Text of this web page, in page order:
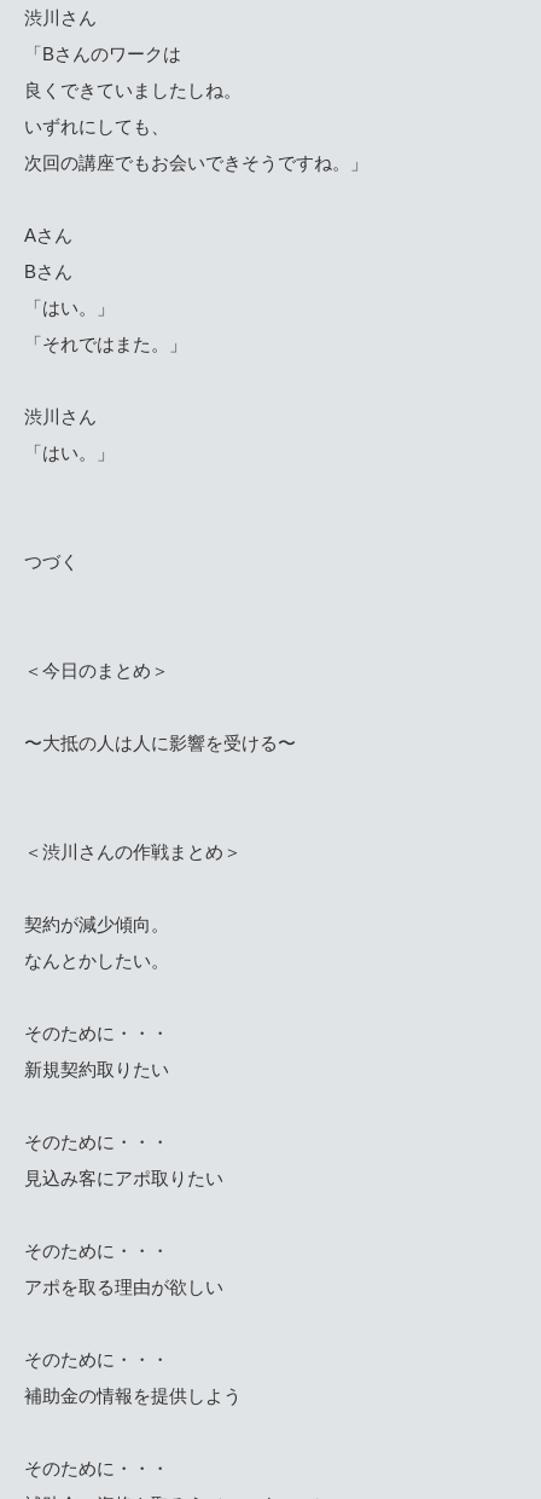
渋川さん
「Bさんのワークは
良くできていましたしね。
いずれにしても、
次回の講座でもお会いできそうですね。」
Aさん
Bさん
「はい。」
「それではまた。」
渋川さん
「はい。」
つづく
＜今日のまとめ＞
〜大抵の人は人に影響を受ける〜
＜渋川さんの作戦まとめ＞
契約が減少傾向。
なんとかしたい。
そのために・・・
新規契約取りたい
そのために・・・
見込み客にアポ取りたい
そのために・・・
アポを取る理由が欲しい
そのために・・・
補助金の情報を提供しよう
そのために・・・